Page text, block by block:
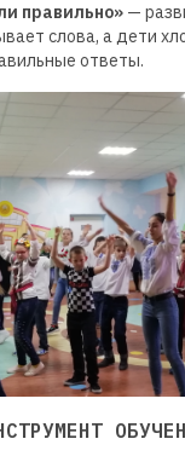
правильно» —
слова, а дети
ответы.